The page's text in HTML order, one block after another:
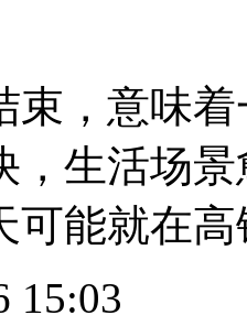
束，意味
，生活场
可能就在高
15:03